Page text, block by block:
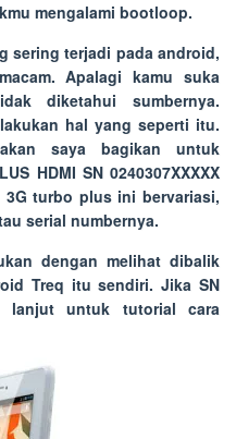
mengalami bootloop.
sering terjadi pada android,
Apalagi kamu suka
diketahui sumbernya.
hal yang seperti itu.
saya bagikan untuk
HDMI SN 0240307XXXXX
3G turbo plus ini bervariasi,
serial numbernya.
dengan melihat dibalik
Treq itu sendiri. Jika SN
lanjut untuk tutorial cara